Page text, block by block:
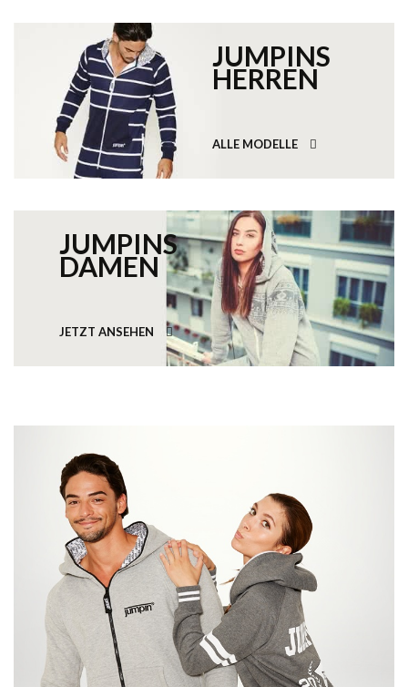
JUMPINS
HERREN
ALLE MODELLE
JUMPINS
DAMEN
JETZT ANSEHEN